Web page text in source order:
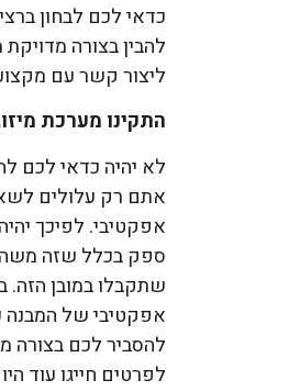
כדאי לכם לבחון
להבין בצורה
ליצור קשר עם
התקינו מערכת
לא יהיה כדאי לכם
אתם רק עלולים
אפקטיבי. לפיכך
ספק בכלל שזה
שתקבלו במובן הזה.
אפקטיבי של המבנה
להסביר לכם בצורה
לפרטים חייגו עוד